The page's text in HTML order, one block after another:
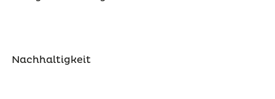
Nachhaltigkeit